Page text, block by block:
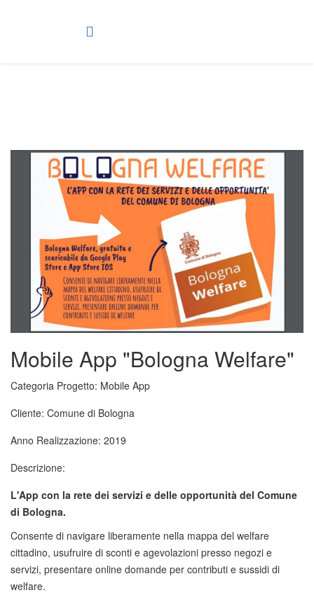
Mobile App "Bologna Welfare"
Categoria Progetto: Mobile App
Cliente: Comune di Bologna
Anno Realizzazione: 2019
Descrizione:
L'App con la rete dei servizi e delle opportunità del Comune
di Bologna.
Consente di navigare liberamente nella mappa del welfare
cittadino, usufruire di sconti e agevolazioni presso negozi e
servizi, presentare online domande per contributi e sussidi di
welfare.